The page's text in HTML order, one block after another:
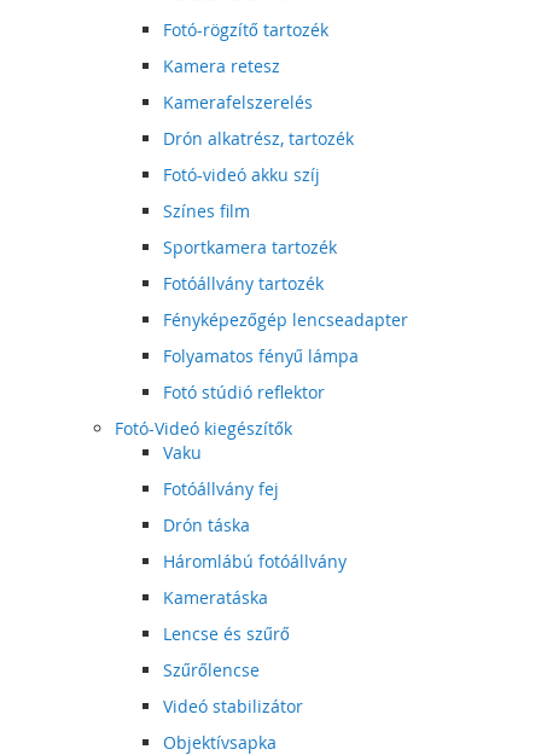
Fotó-rögzítő tartozék
Kamera retesz
Kamerafelszerelés
Drón alkatrész, tartozék
Fotó-videó akku szíj
Színes film
Sportkamera tartozék
Fotóállvány tartozék
Fényképezőgép lencseadapter
Folyamatos fényű lámpa
Fotó stúdió reflektor
Fotó-Videó kiegészítők
Vaku
Fotóállvány fej
Drón táska
Háromlábú fotóállvány
Kameratáska
Lencse és szűrő
Szűrőlencse
Videó stabilizátor
Objektívsapka